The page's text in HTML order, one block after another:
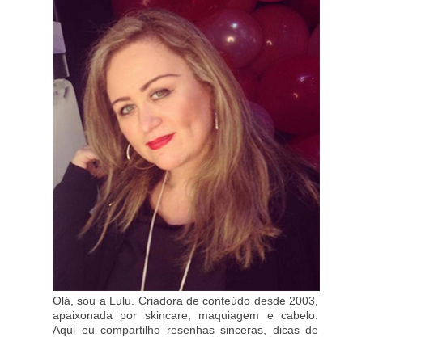
Olá, sou a Lulu. Criadora de conteúdo desde 2003,
apaixonada por skincare, maquiagem e cabelo.
Aqui eu compartilho resenhas sinceras, dicas de